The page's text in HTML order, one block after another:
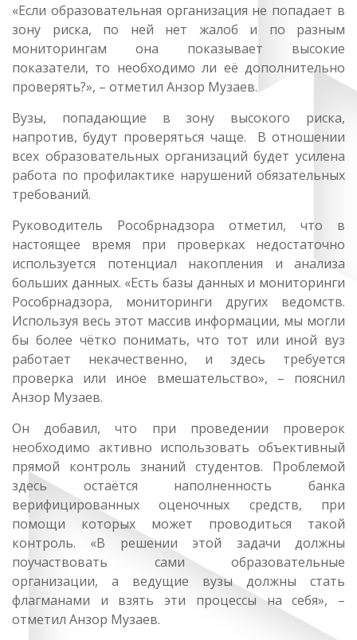
«Если образовательная организация не попадает в
зону риска, по ней нет жалоб и по разным
мониторингам она показывает высокие
показатели, то необходимо ли её дополнительно
проверять?», – отметил Анзор Музаев.
Вузы, попадающие в зону высокого риска,
напротив, будут проверяться чаще. В отношении
всех образовательных организаций будет усилена
работа по профилактике нарушений обязательных
требований.
Руководитель Рособрнадзора отметил, что в
настоящее время при проверках недостаточно
используется потенциал накопления и анализа
больших данных. «Есть базы данных и мониторинги
Рособрнадзора, мониторинги других ведомств.
Используя весь этот массив информации, мы могли
бы более чётко понимать, что тот или иной вуз
работает некачественно, и здесь требуется
проверка или иное вмешательство», – пояснил
Анзор Музаев.
Он добавил, что при проведении проверок
необходимо активно использовать объективный
прямой контроль знаний студентов. Проблемой
здесь остаётся наполненность банка
верифицированных оценочных средств, при
помощи которых может проводиться такой
контроль. «В решении этой задачи должны
поучаствовать сами образовательные
организации, а ведущие вузы должны стать
флагманами и взять эти процессы на себя», –
отметил Анзор Музаев.